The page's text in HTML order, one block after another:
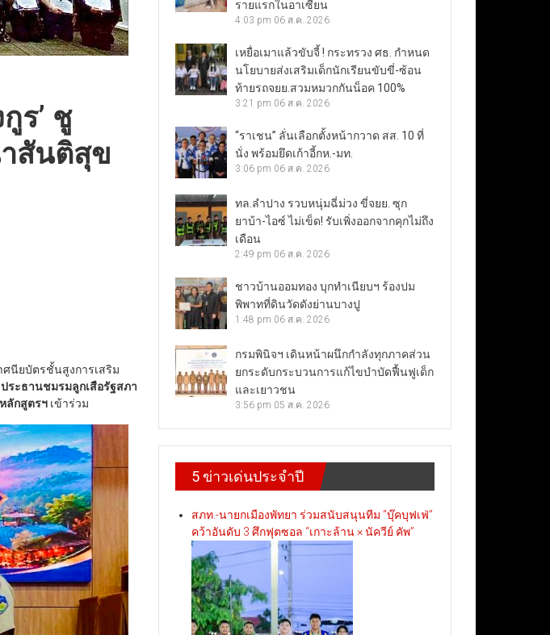
ร’ ชู
สันติสุข
ศนียบัตรชั้นสูงการเสริม
ระธานชมรมลูกเสือรัฐสภา
ลักสูตรฯ เข้าร่วม
รายแรกในอาเซียน
4:03 pm 06 ส.ค. 2026
เหยื่อเมาแล้วขับจี้ ! กระทรวง ศธ. กำหนด
นโยบายส่งเสริมเด็กนักเรียนขับขี่-ซ้อน
ท้ายรถจยย.สวมหมวกกันน็อค 100%
3:21 pm 06 ส.ค. 2026
“ราเชน” ลั่นเลือกตั้งหน้ากวาด สส. 10 ที่
นั่ง พร้อมยึดเก้าอี้กห.-มท.
3:06 pm 06 ส.ค. 2026
ทล.ลำปาง รวบหนุ่มฉี่ม่วง ขี่จยย. ซุก
ยาบ้า-ไอซ์ ไม่เข็ด! รับเพิ่งออกจากคุกไม่ถึง
เดือน
2:49 pm 06 ส.ค. 2026
ชาวบ้านออมทอง บุกทำเนียบฯ ร้องปม
พิพาทที่ดินวัดดังย่านบางปู
1:48 pm 06 ส.ค. 2026
กรมพินิจฯ เดินหน้าผนึกกำลังทุกภาคส่วน
ยกระดับกระบวนการแก้ไขบำบัดฟื้นฟูเด็ก
และเยาวชน
3:56 pm 05 ส.ค. 2026
5 ข่าวเด่นประจำปี
สภท.-นายกเมืองพัทยา ร่วมสนับสนุนทีม “บุ๊คบุฟเฟ่”
คว้าอันดับ 3 ศึกฟุตซอล “เกาะล้าน × นัควีย์ คัพ”